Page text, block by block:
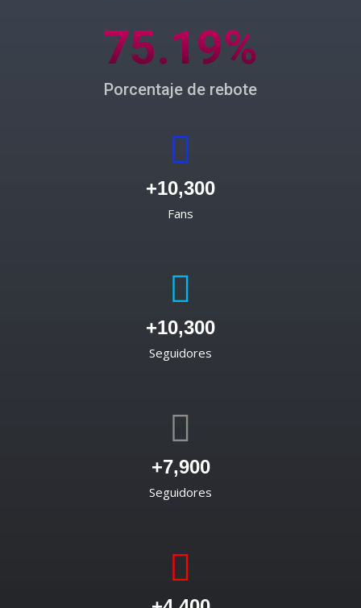
75.19%
Porcentaje de rebote
+10,300
Fans
+10,300
Seguidores
+7,900
Seguidores